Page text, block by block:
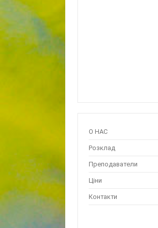
О НАС
Розклад
Преподаватели
Ціни
Контакти